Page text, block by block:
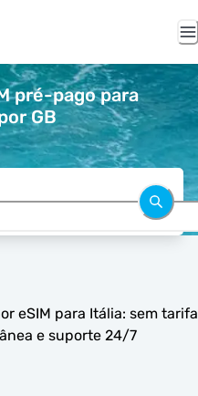
pré-pago para
GB
eSIM para Itália: sem
e suporte 24/7